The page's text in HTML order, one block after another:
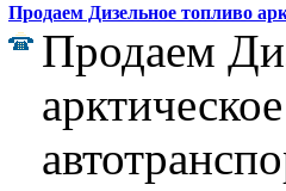
Продаем Дизельное топливо
Продаем